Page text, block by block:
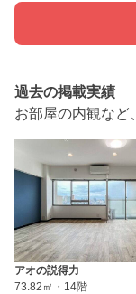
過去の掲載実績
お部屋の内観など
アオの説得力
73.82㎡ ・ 14階